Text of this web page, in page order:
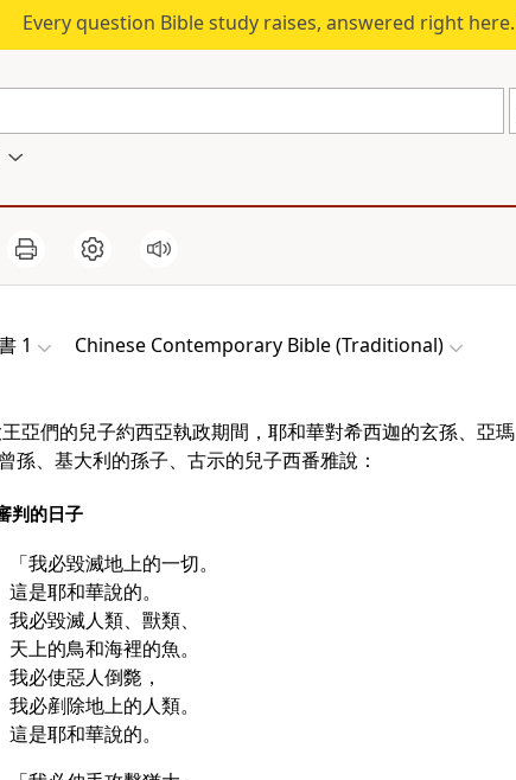
Every question Bible study raises, answered right here.
1 Chinese Contemporary Bible (Traditional)
亞們的兒子約西亞執政期間，耶和華對希西迦的玄孫、亞瑪
孫、基大利的孫子、古示的兒子西番雅說：
判的日子
「我必毀滅地上的一切。
這是耶和華說的。
我必毀滅人類、獸類、
天上的鳥和海裡的魚。
我必使惡人倒斃，
我必剷除地上的人類。
這是耶和華說的。